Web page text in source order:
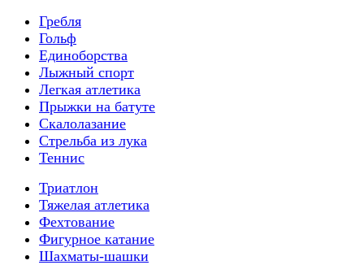
Гребля
Гольф
Единоборства
Лыжный спорт
Легкая атлетика
Прыжки на батуте
Скалолазание
Стрельба из лука
Теннис
Триатлон
Тяжелая атлетика
Фехтование
Фигурное катание
Шахматы-шашки